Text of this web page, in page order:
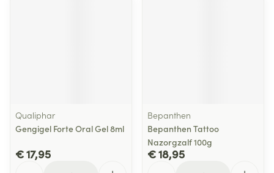
Qualiphar
Gengigel Forte Oral Gel 8ml
€ 17,95
Bepanthen
Bepanthen Tattoo
Nazorgzalf 100g
€ 18,95